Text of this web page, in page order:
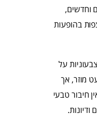
וחדשים,
בהופעות
על
מוזר, אך
חיבור טבעי